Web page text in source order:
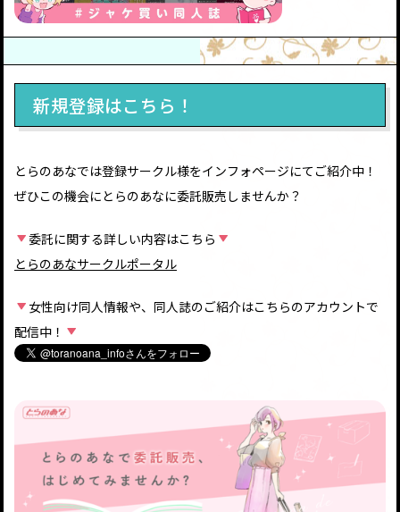
新規登録はこちら！
とらのあなでは登録サークル様をインフォページにてご紹介中！
ぜひこの機会にとらのあなに委託販売しませんか？
委託に関する詳しい内容はこちら
とらのあなサークルポータル
女性向け同人情報や、同人誌のご紹介はこちらのアカウントで
配信中！